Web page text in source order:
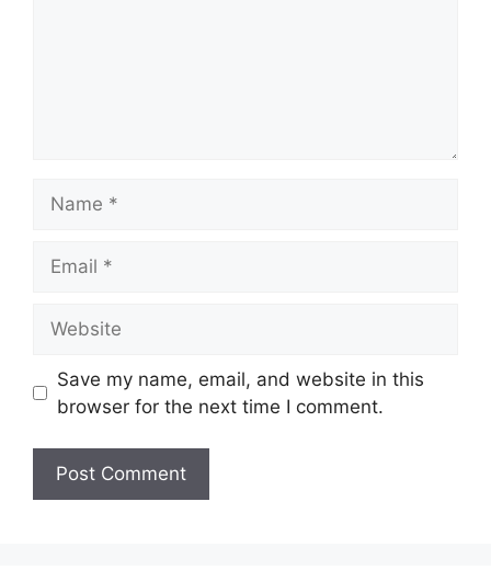
Save my name, email, and website in this
browser for the next time I comment.